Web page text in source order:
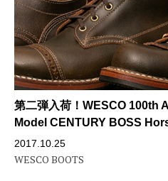
第二弾入荷！WESCO 100th
Model CENTURY BOSS
2017.10.25
WESCO BOOTS